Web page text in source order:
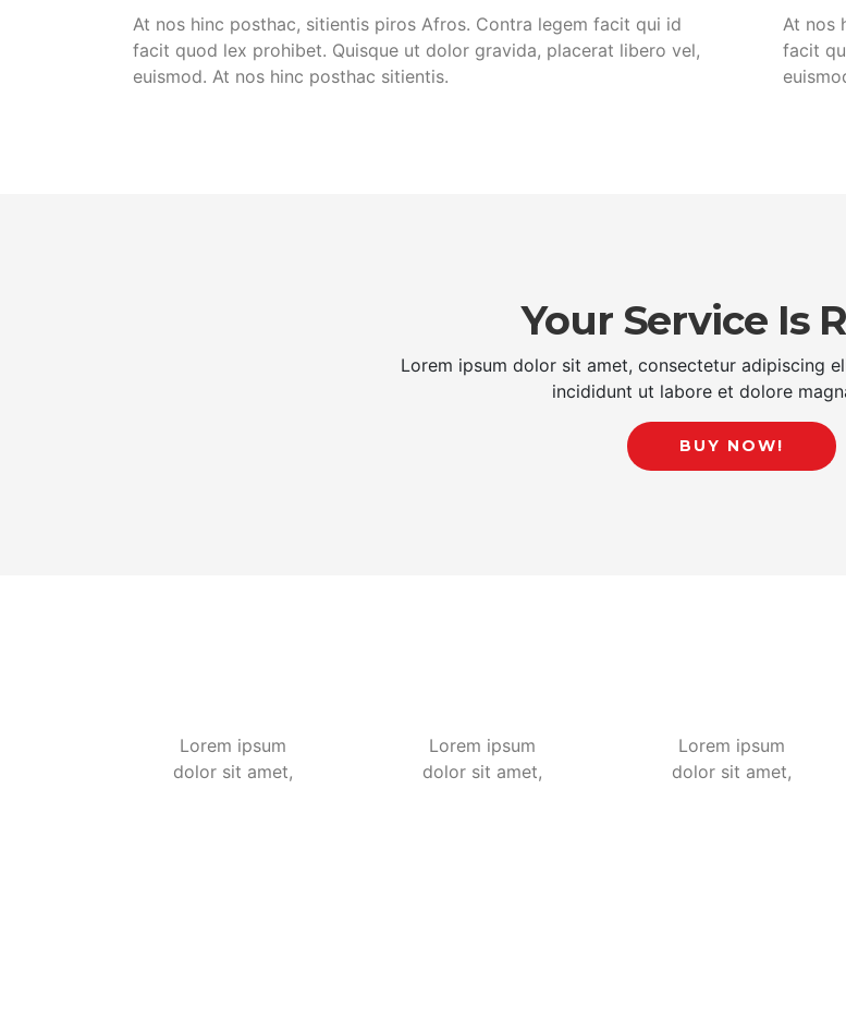
At nos hinc posthac, sitientis piros Afros. Contra legem facit qui id
facit quod lex prohibet. Quisque ut dolor gravida, placerat libero vel,
euismod. At nos hinc posthac sitientis.
At nos
facit
Your Service Is
Lorem ipsum dolor sit amet, consectetur adipiscing
incididunt ut labore et dolore
BUY NOW!
Lorem ipsum
dolor sit amet,
Lorem ipsum
dolor sit amet,
Lorem ipsum
dolor sit amet,